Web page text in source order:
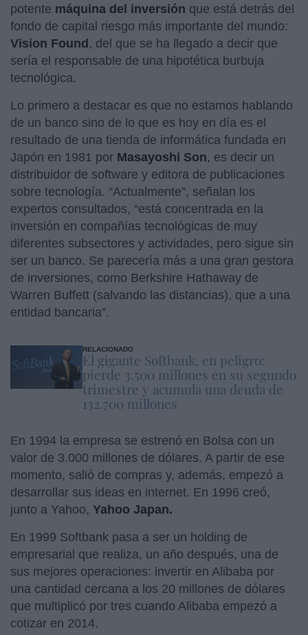
potente máquina del inversión que está detrás del
fondo de capital riesgo más importante del mundo:
Vision Found, del que se ha llegado a decir que
sería el responsable de una hipotética burbuja
tecnológica.
Lo primero a destacar es que no estamos hablando
de un banco sino de lo que es hoy en día es el
resultado de una tienda de informática fundada en
Japón en 1981 por Masayoshi Son, es decir un
distribuidor de software y editora de publicaciones
sobre tecnología. “Actualmente”, señalan los
expertos consultados, “está concentrada en la
inversión en compañías tecnológicas de muy
diferentes subsectores y actividades, pero sigue sin
ser un banco. Se parecería más a una gran gestora
de inversiones, como Berkshire Hathaway de
Warren Buffett (salvando las distancias), que a una
entidad bancaria”.
RELACIONADO
El gigante Softbank, en peligro:
pierde 3.500 millones en su segundo
trimestre y acumula una deuda de
132.700 millones
En 1994 la empresa se estrenó en Bolsa con un
valor de 3.000 millones de dólares. A partir de ese
momento, salió de compras y, además, empezó a
desarrollar sus ideas en internet. En 1996 creó,
junto a Yahoo, Yahoo Japan.
En 1999 Softbank pasa a ser un holding de
empresarial que realiza, un año después, una de
sus mejores operaciones: invertir en Alibaba por
una cantidad cercana a los 20 millones de dólares
que multiplicó por tres cuando Alibaba empezó a
cotizar en 2014.